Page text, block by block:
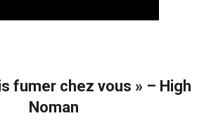
fumer chez vous » – High
Noman